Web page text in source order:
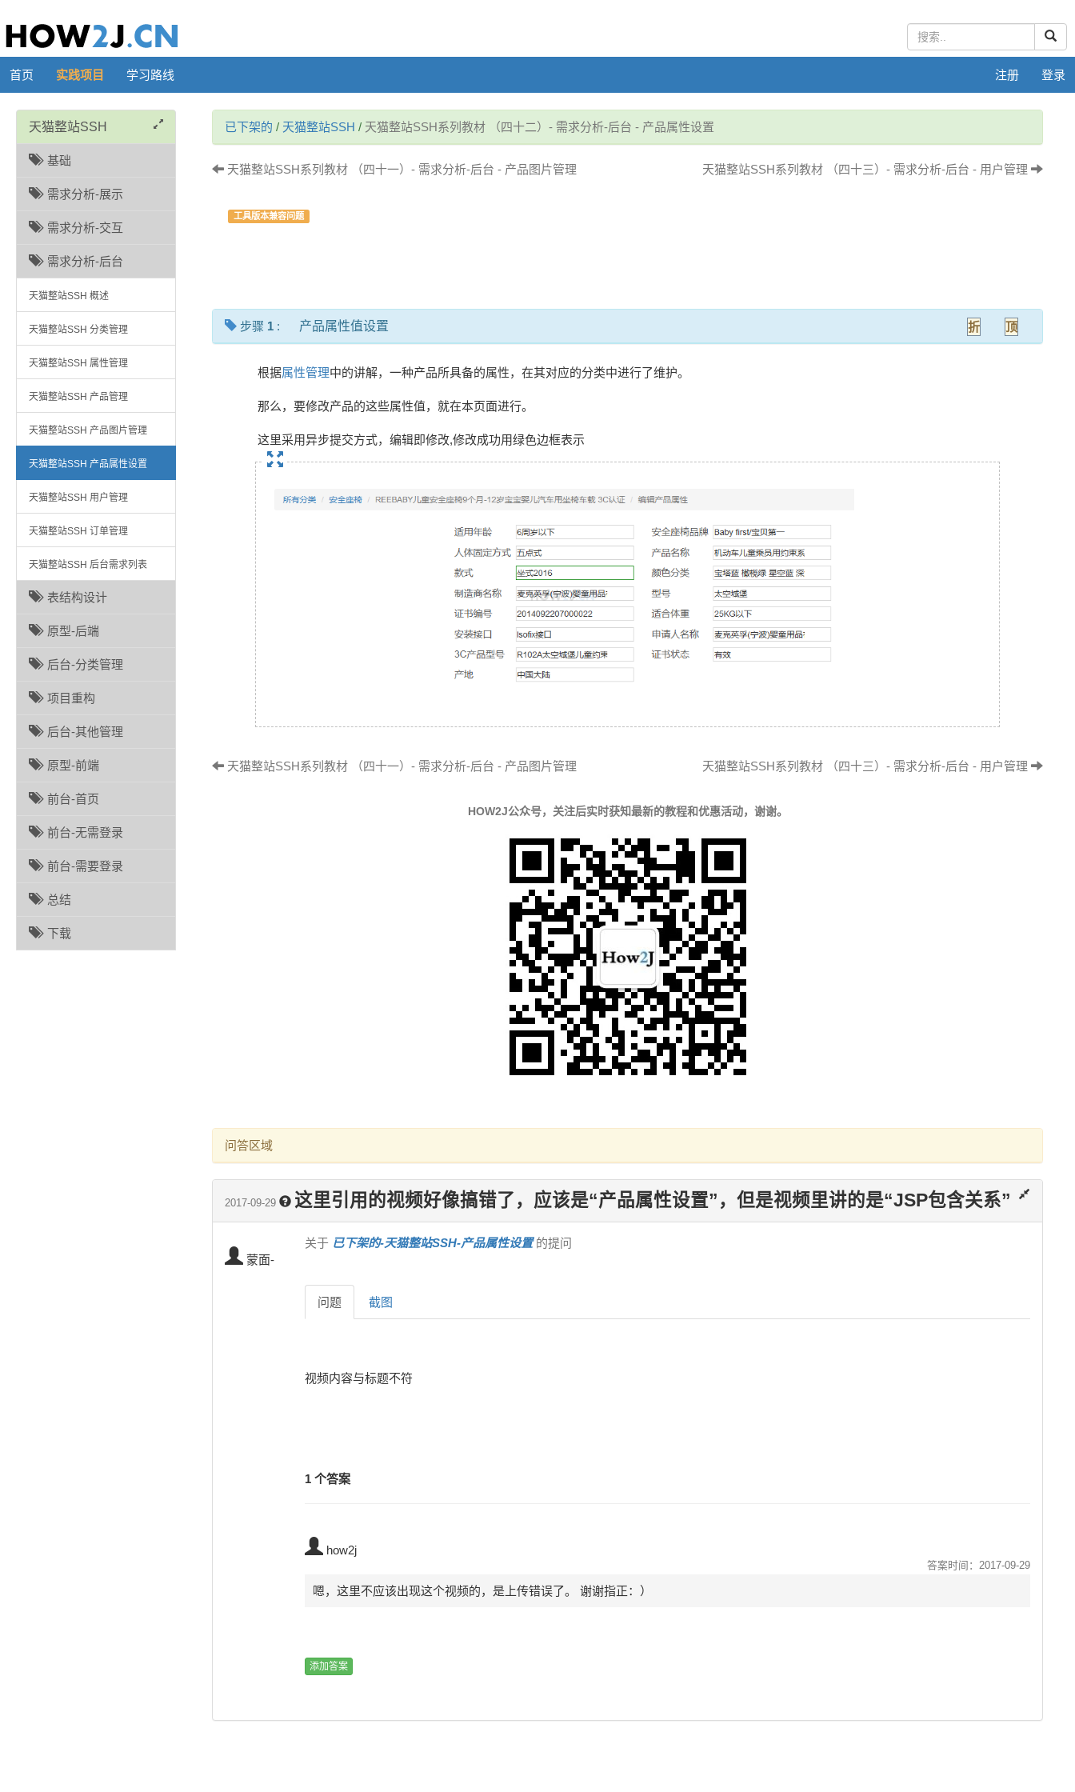
首页 实践项目 学习路线 注册 登录
天猫整站SSH
基础
需求分析-展示
需求分析-交互
需求分析-后台
天猫整站SSH 概述
天猫整站SSH 分类管理
天猫整站SSH 属性管理
天猫整站SSH 产品管理
天猫整站SSH 产品图片管理
天猫整站SSH 产品属性设置
天猫整站SSH 用户管理
天猫整站SSH 订单管理
天猫整站SSH 后台需求列表
表结构设计
原型-后端
后台-分类管理
项目重构
后台-其他管理
原型-前端
前台-首页
前台-无需登录
前台-需要登录
总结
下载
已下架的 / 天猫整站SSH / 天猫整站SSH系列教材 （四十二）- 需求分析-后台 - 产品属性设置
天猫整站SSH系列教材 （四十一）- 需求分析-后台 - 产品图片管理 天猫整站SSH系列教材 （四十三）- 需求分析-后台 - 用户管理
工具版本兼容问题
步骤 1 : 产品属性值设置 顶
折
根据属性管理中的讲解，一种产品所具备的属性，在其对应的分类中进行了维护。
那么，要修改产品的这些属性值，就在本页面进行。
这里采用异步提交方式，编辑即修改,修改成功用绿色边框表示
天猫整站SSH系列教材 （四十一）- 需求分析-后台 - 产品图片管理 天猫整站SSH系列教材 （四十三）- 需求分析-后台 - 用户管理
HOW2J公众号，关注后实时获知最新的教程和优惠活动，谢谢。
问答区域
2017-09-29 这里引用的视频好像搞错了，应该是“产品属性设置”，但是视频里讲的是“JSP包含关系”
蒙面-
关于 已下架的-天猫整站SSH-产品属性设置的提问
问题 截图
视频内容与标题不符
1 个答案
how2j
答案时间：2017-09-29
嗯，这里不应该出现这个视频的，是上传错误了。 谢谢指正：）